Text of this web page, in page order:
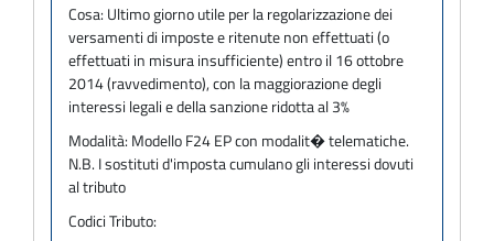
Cosa: Ultimo giorno utile per la regolarizzazione dei
versamenti di imposte e ritenute non effettuati (o
effettuati in misura insufficiente) entro il 16 ottobre
2014 (ravvedimento), con la maggiorazione degli
interessi legali e della sanzione ridotta al 3%
Modalità: Modello F24 EP con modalit� telematiche.
N.B. I sostituti d'imposta cumulano gli interessi dovuti
al tributo
Codici Tributo: